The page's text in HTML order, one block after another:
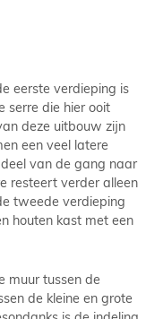
eerste verdieping is
serre die hier ooit
deze uitbouw zijn
een veel latere
van de gang naar
resteert verder alleen
tweede verdieping
houten kast met een
muur tussen de
de kleine en grote